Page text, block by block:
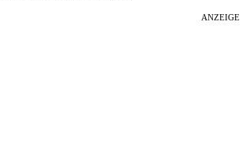
ANZEIGE